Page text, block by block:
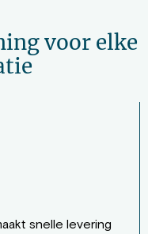
voor elke
snelle levering